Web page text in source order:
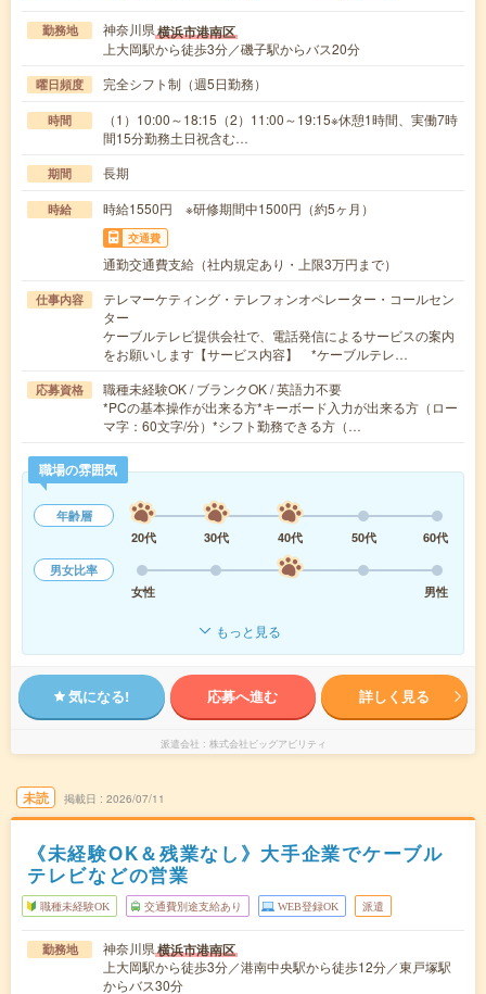
勤務地 神奈川県横浜市港南区
上大岡駅から徒歩3分／磯子駅からバス20分
曜日頻度 完全シフト制（週5日勤務）
時間
（1）10:00～18:15（2）11:00～19:15※休憩1時間、実働7時
間15分勤務土日祝含む…
期間 長期
時給 時給1550円 ※研修期間中1500円（約5ヶ月）
交通費
通勤交通費支給（社内規定あり・上限3万円まで）
仕事内容
テレマーケティング・テレフォンオペレーター・コールセン
ター
ケーブルテレビ提供会社で、電話発信によるサービスの案内
をお願いします【サービス内容】 *ケーブルテレ…
応募資格
職種未経験OK / ブランクOK / 英語力不要
*PCの基本操作が出来る方*キーボード入力が出来る方（ロー
マ字：60文字/分）*シフト勤務できる方（…
職場の雰囲気
年齢層
20代
30代 40代 50代
60代
男女比率
女性
男性
もっと見る
気になる! 応募へ進む 詳しく見る
派遣会社 株式会社ビッグアビリティ
未読 掲載日 2026/07/11
《未経験OK＆残業なし》大手企業でケーブル
テレビなどの営業
職種未経験OK 交通費別途支給あり WEB登録OK 派遣
勤務地 神奈川県横浜市港南区
上大岡駅から徒歩3分／港南中央駅から徒歩12分／東戸塚駅
からバス30分